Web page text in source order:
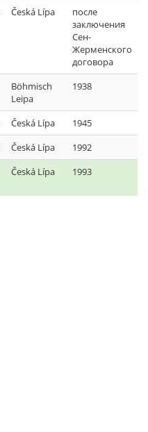
Česká Lípa
после
заключения
Сен-
Жерменского
договора
Böhmisch
Leipa
1938
Česká Lípa
1945
Česká Lípa
1992
Česká Lípa 1993